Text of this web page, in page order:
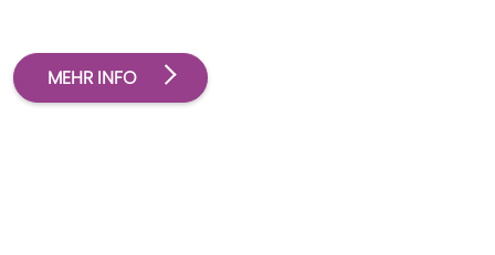
MEHR INFO